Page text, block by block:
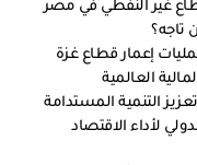
غير النفطي في مصر
إعمار قطاع غزة
العالمية
التنمية المستدامة
لأداء الاقتصاد